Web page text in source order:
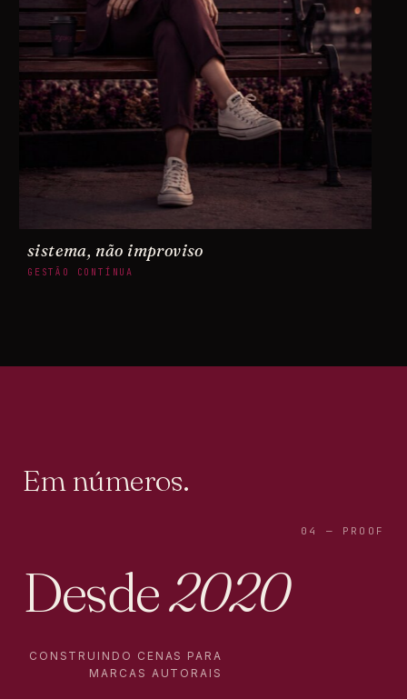
sistema, não improviso
GESTÃO CONTÍNUA
Em números.
04 — PROOF
Desde2020
CONSTRUINDO CENAS PARA
MARCAS AUTORAIS